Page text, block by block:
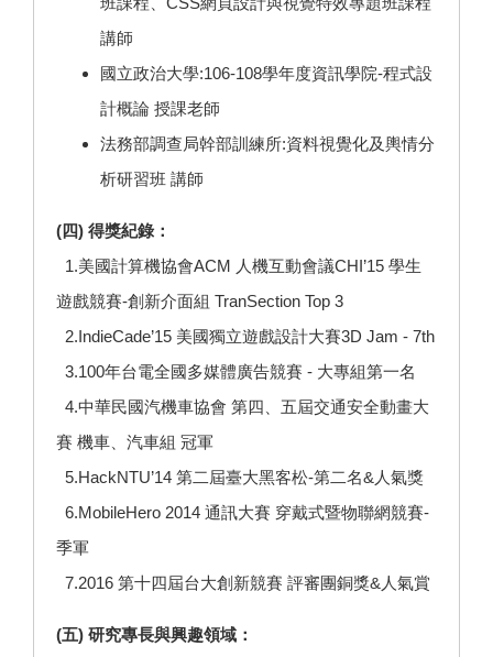
講師
國立政治大學:106-108學年度資訊學院-程式設
計概論 授課老師
法務部調查局幹部訓練所:資料視覺化及輿情分
析研習班 講師
(四) 得獎紀錄：
1.美國計算機協會ACM 人機互動會議CHI’15 學生
遊戲競賽-創新介面組 TranSection Top 3
2.IndieCade’15 美國獨立遊戲設計大賽3D Jam - 7th
3.100年台電全國多媒體廣告競賽 - 大專組第一名
4.中華民國汽機車協會 第四、五屆交通安全動畫大
賽 機車、汽車組 冠軍
5.HackNTU’14 第二屆臺大黑客松-第二名&人氣獎
6.MobileHero 2014 通訊大賽 穿戴式暨物聯網競賽-
季軍
7.2016 第十四屆台大創新競賽 評審團銅獎&人氣賞
(五) 研究專長與興趣領域：